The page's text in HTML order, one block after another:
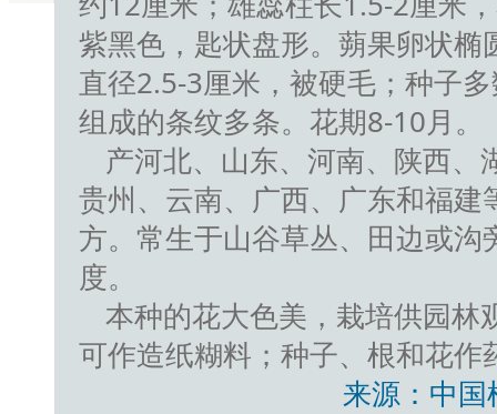
紫黑色，匙状盘形。蒴果卵状椭
直径2.5-3厘米，被硬毛；种子
组成的条纹多条。花期8-10月。
产河北、山东、河南、陕西、
贵州、云南、广西、广东和福建
方。常生于山谷草丛、田边或沟
度。
本种的花大色美，栽培供园林
可作造纸糊料；种子、根和花作
来源：中